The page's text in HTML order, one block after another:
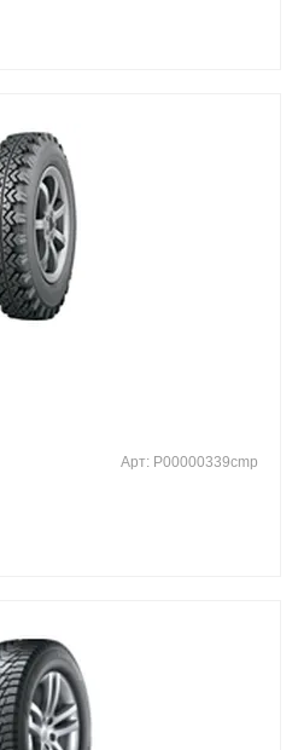
Арт: Р00000339cmp